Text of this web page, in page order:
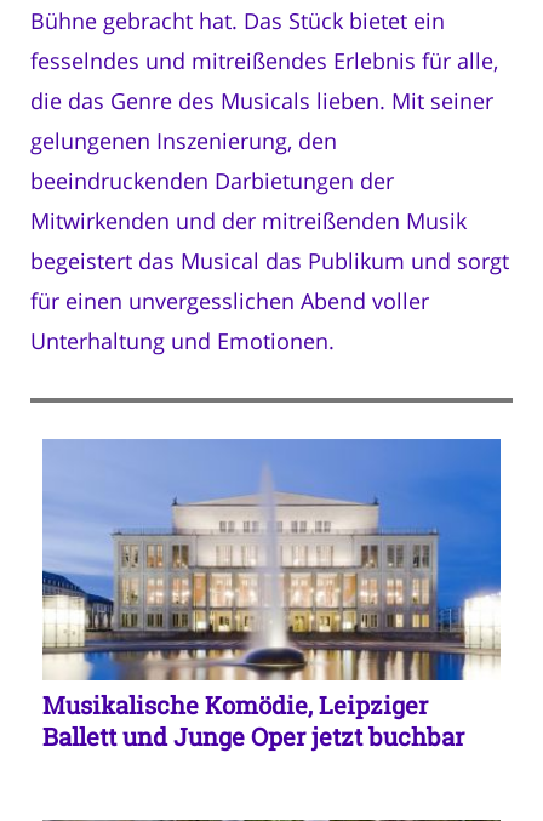
Bühne gebracht hat. Das Stück bietet ein
fesselndes und mitreißendes Erlebnis für alle,
die das Genre des Musicals lieben. Mit seiner
gelungenen Inszenierung, den
beeindruckenden Darbietungen der
Mitwirkenden und der mitreißenden Musik
begeistert das Musical das Publikum und sorgt
für einen unvergesslichen Abend voller
Unterhaltung und Emotionen.
Musikalische Komödie, Leipziger
Ballett und Junge Oper jetzt buchbar